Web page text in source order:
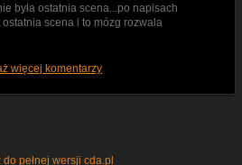
była ostatnia scena...po napisach
ostatnia scena i to mózg rozwala
więcej komentarzy
do pełnej wersji cda.pl